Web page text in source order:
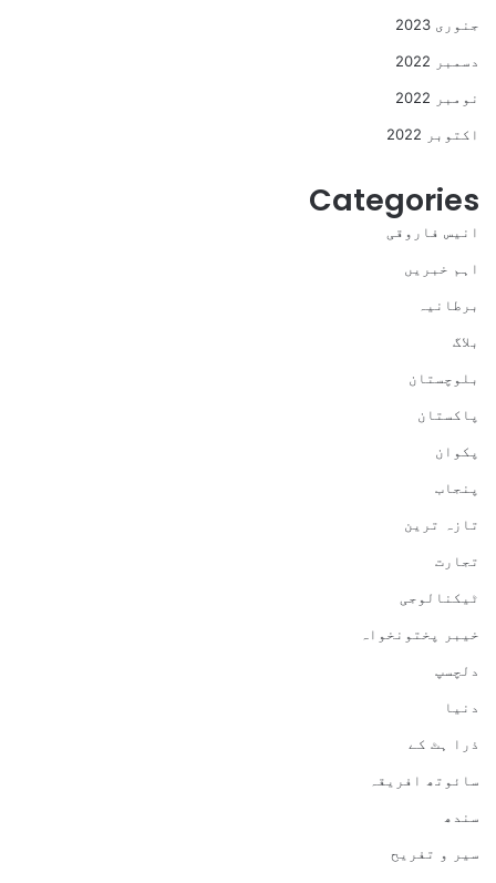
جنوری 2023
دسمبر 2022
نومبر 2022
اکتوبر 2022
Categories
انیس فاروقی
اہم خبریں
برطانیہ
بلاگ
بلوچستان
پاکستان
پکوان
پنجاب
تازہ ترین
تجارت
ٹیکنالوجی
خیبر پختونخواہ
دلچسپ
دنیا
ذرا ہٹ کے
سائوتھ افریقہ
سندھ
سیر و تفریح